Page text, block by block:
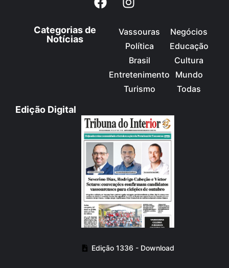
Categorias de
Notícias
Vassouras
Política
Brasil
Entretenimento
Turismo
Negócios
Educação
Cultura
Mundo
Todas
Edição Digital
Edição 1336 - Download